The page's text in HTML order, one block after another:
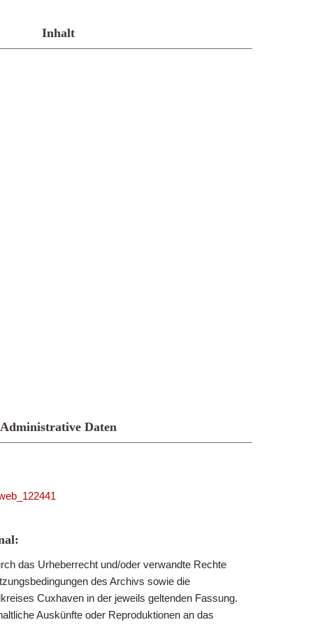
Inhalt
Administrative Daten
das Urheberrecht und/oder verwandte Rechte
des Archivs sowie die
Cuxhaven in der jeweils geltenden Fassung.
Auskünfte oder Reproduktionen an das